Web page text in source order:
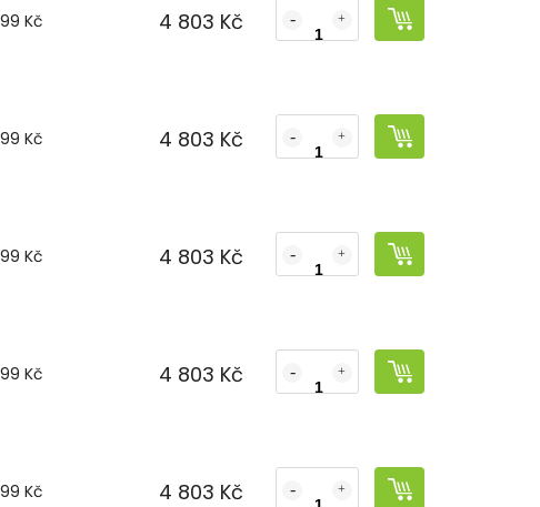
Kč 4 803 Kč
Kč 4 803 Kč
Kč 4 803 Kč
Kč 4 803 Kč
Kč 4 803 Kč